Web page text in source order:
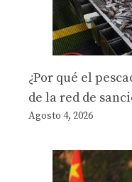
¿Por qué el
de la red de
Agosto 4, 2026